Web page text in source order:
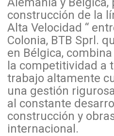
construcción de la
Alta Velocidad “
Colonia, BTB Sprl.
en Bélgica,
la competitividad a
trabajo altamente
una gestión
al constante
construcción y
internacional.